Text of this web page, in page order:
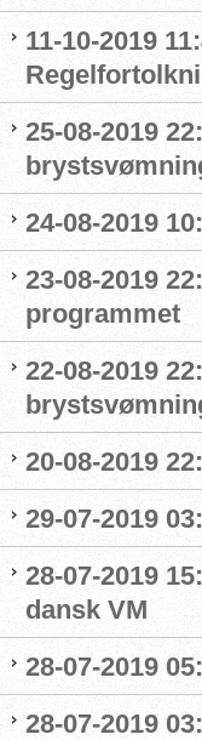
11-10-2019
25-08-2019
24-08-2019
23-08-2019
programmet
22-08-2019
20-08-2019
29-07-2019
28-07-2019
dansk VM
28-07-2019
28-07-2019